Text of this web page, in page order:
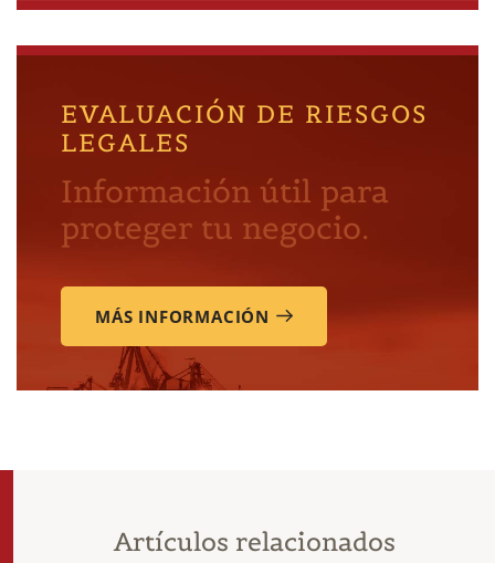
EVALUACIÓN DE RIESGOS
LEGALES
Información útil para
proteger tu negocio.
MÁS INFORMACIÓN
Artículos relacionados